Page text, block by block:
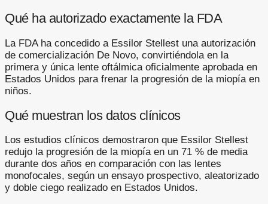
Qué ha autorizado exactamente la FDA
La FDA ha concedido a Essilor Stellest una autorización
de comercialización De Novo, convirtiéndola en la
primera y única lente oftálmica oficialmente aprobada en
Estados Unidos para frenar la progresión de la miopía en
niños.
Qué muestran los datos clínicos
Los estudios clínicos demostraron que Essilor Stellest
redujo la progresión de la miopía en un 71 % de media
durante dos años en comparación con las lentes
monofocales, según un ensayo prospectivo, aleatorizado
y doble ciego realizado en Estados Unidos.